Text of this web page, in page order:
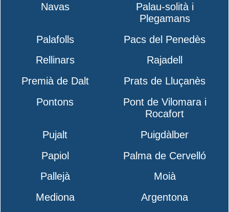
Navas
Palau-solità i
Plegamans
Palafolls
Pacs del Penedès
Rellinars
Rajadell
Premià de Dalt
Prats de Lluçanès
Pontons
Pont de Vilomara i
Rocafort
Pujalt
Puigdàlber
Papiol
Palma de Cervelló
Pallejà
Moià
Mediona
Argentona